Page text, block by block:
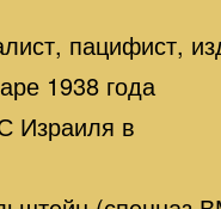
пацифист,
1938 года
Израиля в